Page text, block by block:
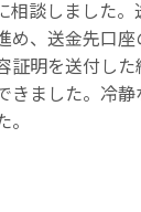
相談しました
め、送金先口
証明を送付し
きました。冷